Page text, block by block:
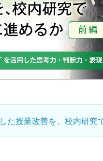
た授業改善を、校内研究